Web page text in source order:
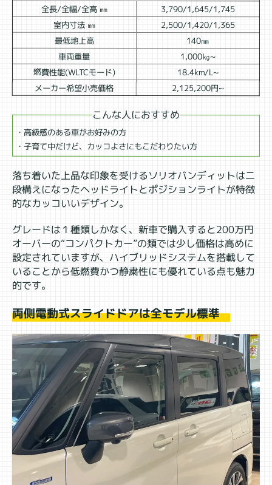
全長/全幅/全高 ㎜ 3,790/1,645/1,745
室内寸法 ㎜ 2,500/1,420/1,365
最低地上高 140㎜
車両重量 1,000㎏~
燃費性能(WLTCモード) 18.4km/L~
メーカー希望小売価格 2,125,200円~
こんな人におすすめ
・高級感のある車がお好みの方
・子育て中だけど、カッコよさにもこだわりたい方
落ち着いた上品な印象を受けるソリオバンディットは二
段構えになったヘッドライトとポジションライトが特徴
的なカッコいいデザイン。
グレードは１種類しかなく、新車で購入すると200万円
オーバーの“コンパクトカー”の類では少し価格は高めに
設定されていますが、ハイブリッドシステムを搭載して
いることから低燃費かつ静粛性にも優れている点も魅力
的です。
両側電動式スライドドアは全モデル標準